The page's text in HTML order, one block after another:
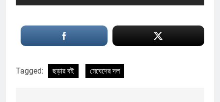
Tagged: ছড়ার বই মেঘেদের দল